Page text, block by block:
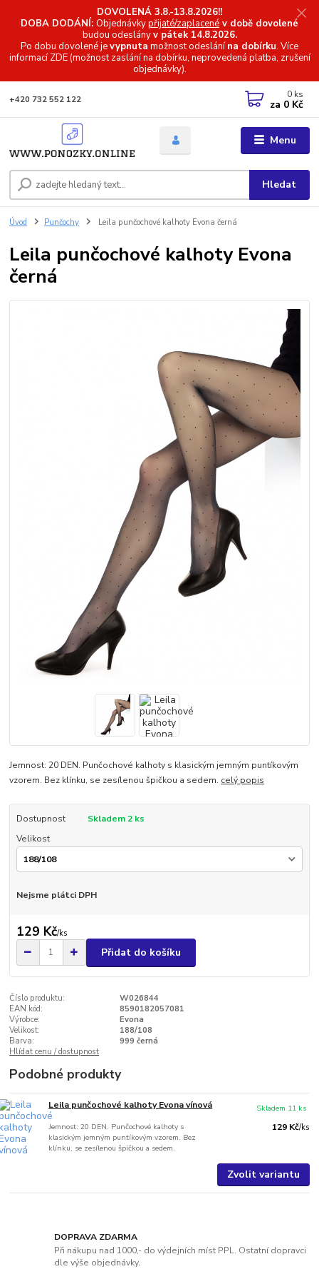
DOVOLENÁ 3.8.-13.8.2026!!
DOBA DODÁNÍ: Objednávkypřijaté/zaplacené v době dovolené
budou odeslányv pátek 14.8.2026.
Po dobu dovolené jevypnuta možnost odeslánína dobírku. Více
informacíZDE (možnost zaslání na dobírku, neprovedená platba, zrušení
objednávky).
Menu
Hledat
+420 732 552 122 0 ks
za 0 Kč
Úvod Punčochy Leila punčochové kalhoty Evona černá
Leila punčochové kalhoty Evona
černá
Jemnost: 20 DEN. Punčochové kalhoty s klasickým jemným puntíkovým
vzorem. Bez klínku, se zesílenou špičkou a sedem. celý popis
Dostupnost
Skladem 2 ks
Velikost
Nejsme plátci DPH
129 Kč/ks
Přidat do košíku
Číslo produktu:
W026844
EAN kód:
8590182057081
Výrobce:
Evona
Velikost:
188/108
Barva:
999 černá
Hlídat cenu / dostupnost
Podobné produkty
Leila punčochové kalhoty Evona vínová
Jemnost: 20 DEN. Punčochové kalhoty s
klasickým jemným puntíkovým vzorem. Bez
klínku, se zesílenou špičkou a sedem.
129 Kč/ks
Skladem 11 ks
Zvolit variantu
DOPRAVA ZDARMA
Při nákupu nad 1000,- do výdejních míst PPL. Ostatní dopravci
dle výše objednávky.